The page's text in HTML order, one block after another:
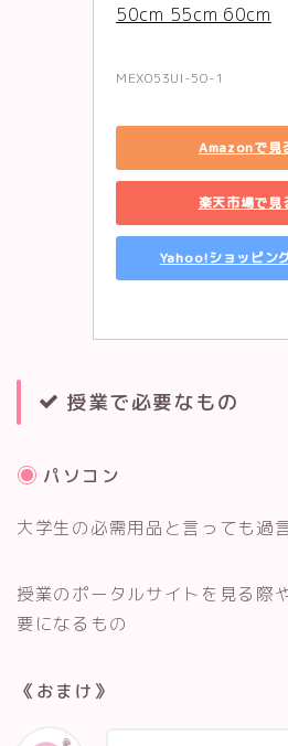
50cm 55cm 60cm
MEX053UI-50-1
Amazonで見
楽天市場で見
Yahoo!ショッピン
授業で必要なもの
パソコン
大学生の必需用品と言っても過
授業のポータルサイトを見る際
要になるもの
《おまけ》